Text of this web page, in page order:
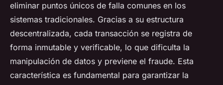
eliminar puntos únicos de falla comunes en los
sistemas tradicionales. Gracias a su estructura
descentralizada, cada transacción se registra de
forma inmutable y verificable, lo que dificulta la
manipulación de datos y previene el fraude. Esta
característica es fundamental para garantizar la